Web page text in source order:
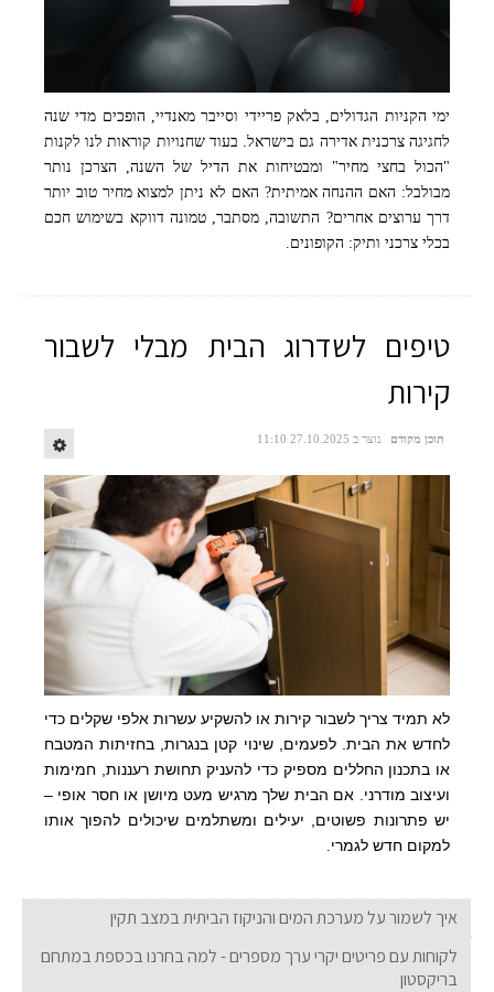
ימי הקניות הגדולים, בלאק פריידי וסייבר מאנדיי, הופכים מדי שנה
לחגיגה צרכנית אדירה גם בישראל. בעוד שחנויות קוראות לנו לקנות
"הכול בחצי מחיר" ומבטיחות את הדיל של השנה, הצרכן נותר
מבולבל: האם ההנחה אמיתית? האם לא ניתן למצוא מחיר טוב יותר
דרך ערוצים אחרים? התשובה, מסתבר, טמונה דווקא בשימוש חכם
בכלי צרכני ותיק: הקופונים.
טיפים לשדרוג הבית מבלי לשבור
קירות
תוכן מקודם נוצר ב 27.10.2025 11:10
לא תמיד צריך לשבור קירות או להשקיע עשרות אלפי שקלים כדי
לחדש את הבית. לפעמים, שינוי קטן בנגרות, בחזיתות המטבח
או בתכנון החללים מספיק כדי להעניק תחושת רעננות, חמימות
ועיצוב מודרני. אם הבית שלך מרגיש מעט מיושן או חסר אופי –
יש פתרונות פשוטים, יעילים ומשתלמים שיכולים להפוך אותו
למקום חדש לגמרי.
איך לשמור על מערכת המים והניקוז הביתית במצב תקין
לקוחות עם פריטים יקרי ערך מספרים - למה בחרנו בכספת במתחם
בריקסטון